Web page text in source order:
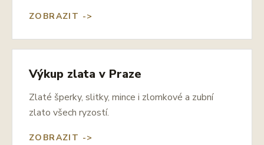
ZOBRAZIT ->
Výkup zlata v Praze
Zlaté šperky, slitky, mince i zlomkové a zubní
zlato všech ryzostí.
ZOBRAZIT ->